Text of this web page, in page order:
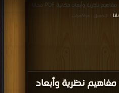
مفاهيم نظرية وأبعاد
قراءة و تحميل كتاب كتاب جغرافيا التنمية مفاهيم نظرية وأبعاد مكانية PDF مجانا |
| التحميل : مرة/مرات